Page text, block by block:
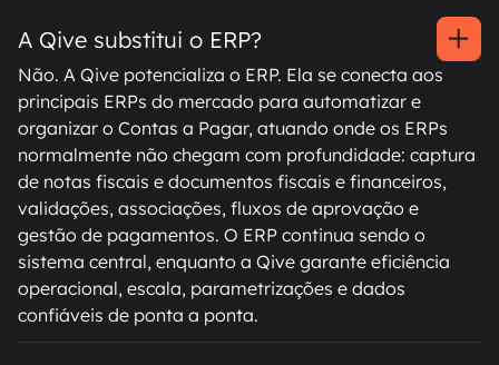
A Qive substitui o ERP?
Não. A Qive potencializa o ERP. Ela se conecta aos
principais ERPs do mercado para automatizar e
organizar o Contas a Pagar, atuando onde os ERPs
normalmente não chegam com profundidade: captura
de notas fiscais e documentos fiscais e financeiros,
validações, associações, fluxos de aprovação e
gestão de pagamentos. O ERP continua sendo o
sistema central, enquanto a Qive garante eficiência
operacional, escala, parametrizações e dados
confiáveis de ponta a ponta.